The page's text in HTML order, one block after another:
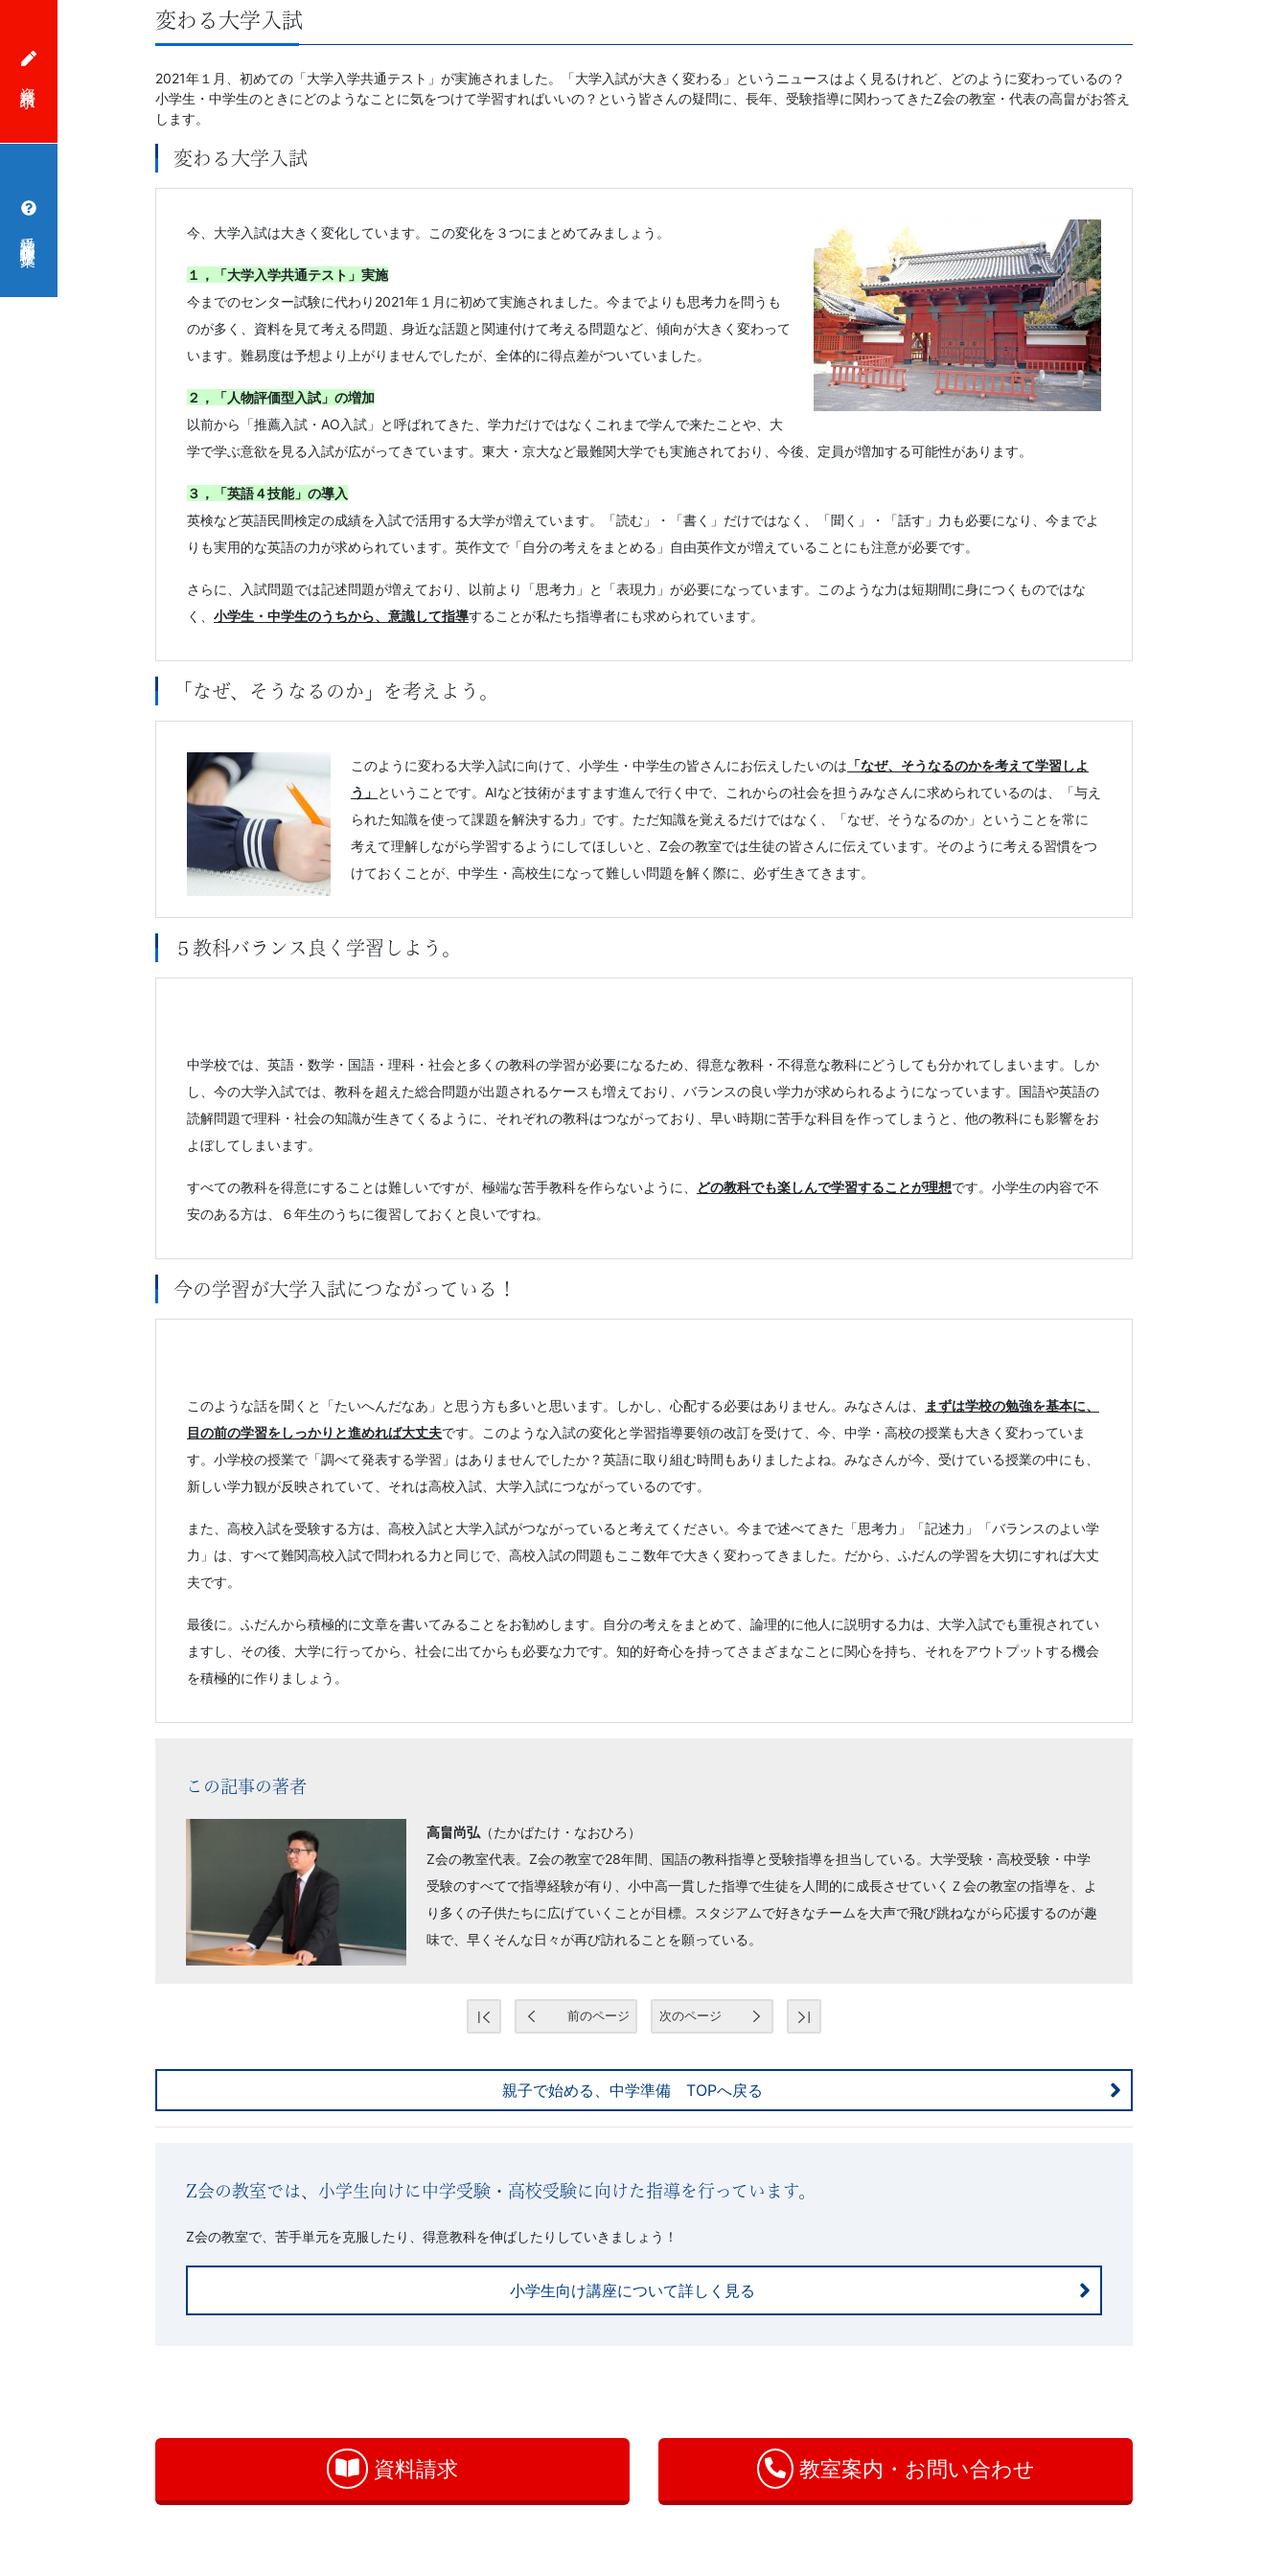
変わる大学入試
2021年１月、初めての「大学入学共通テスト」が実施されました。「大学入試が大きく変わる」というニュースはよく見るけれど、どのように変わっているの？
小学生・中学生のときにどのようなことに気をつけて学習すればいいの？という皆さんの疑問に、長年、受験指導に関わってきたZ会の教室・代表の高畠がお答え
します。
変わる大学入試
今、大学入試は大きく変化しています。この変化を３つにまとめてみましょう。
１，「大学入学共通テスト」実施
今までのセンター試験に代わり2021年１月に初めて実施されました。今までよりも思考力を問うも
のが多く、資料を見て考える問題、身近な話題と関連付けて考える問題など、傾向が大きく変わって
います。難易度は予想より上がりませんでしたが、全体的に得点差がついていました。
２，「人物評価型入試」の増加
以前から「推薦入試・AO入試」と呼ばれてきた、学力だけではなくこれまで学んで来たことや、大
学で学ぶ意欲を見る入試が広がってきています。東大・京大など最難関大学でも実施されており、今後、定員が増加する可能性があります。
３，「英語４技能」の導入
英検など英語民間検定の成績を入試で活用する大学が増えています。「読む」・「書く」だけではなく、「聞く」・「話す」力も必要になり、今までよ
りも実用的な英語の力が求められています。英作文で「自分の考えをまとめる」自由英作文が増えていることにも注意が必要です。
さらに、入試問題では記述問題が増えており、以前より「思考力」と「表現力」が必要になっています。このような力は短期間に身につくものではな
く、 小学生・中学生のうちから、意識して指導することが私たち指導者にも求められています。
「なぜ、そうなるのか」を考えよう。
このように変わる大学入試に向けて、小学生・中学生の皆さんにお伝えしたいのは 「なぜ、そうなるのかを考えて学習しよ
う」 ということです。AIなど技術がますます進んで行く中で、これからの社会を担うみなさんに求められているのは、「与え
られた知識を使って課題を解決する力」です。ただ知識を覚えるだけではなく、「なぜ、そうなるのか」ということを常に
考えて理解しながら学習するようにしてほしいと、Z会の教室では生徒の皆さんに伝えています。そのように考える習慣をつ
けておくことが、中学生・高校生になって難しい問題を解く際に、必ず生きてきます。
５教科バランス良く学習しよう。
中学校では、英語・数学・国語・理科・社会と多くの教科の学習が必要になるため、得意な教科・不得意な教科にどうしても分かれてしまいます。しか
し、今の大学入試では、教科を超えた総合問題が出題されるケースも増えており、バランスの良い学力が求められるようになっています。国語や英語の
読解問題で理科・社会の知識が生きてくるように、それぞれの教科はつながっており、早い時期に苦手な科目を作ってしまうと、他の教科にも影響をお
よぼしてしまいます。
すべての教科を得意にすることは難しいですが、極端な苦手教科を作らないように、 どの教科でも楽しんで学習することが理想です。小学生の内容で不
安のある方は、６年生のうちに復習しておくと良いですね。
今の学習が大学入試につながっている！
このような話を聞くと「たいへんだなあ」と思う方も多いと思います。しかし、心配する必要はありません。みなさんは、
まずは学校の勉強を基本に、
目の前の学習をしっかりと進めれば大丈夫です。このような入試の変化と学習指導要領の改訂を受けて、今、中学・高校の授業も大きく変わっていま
す。小学校の授業で「調べて発表する学習」はありませんでしたか？英語に取り組む時間もありましたよね。みなさんが今、受けている授業の中にも、
新しい学力観が反映されていて、それは高校入試、大学入試につながっているのです。
また、高校入試を受験する方は、高校入試と大学入試がつながっていると考えてください。今まで述べてきた「思考力」「記述力」「バランスのよい学
力」は、すべて難関高校入試で問われる力と同じで、高校入試の問題もここ数年で大きく変わってきました。だから、ふだんの学習を大切にすれば大丈
夫です。
最後に。ふだんから積極的に文章を書いてみることをお勧めします。自分の考えをまとめて、論理的に他人に説明する力は、大学入試でも重視されてい
ますし、その後、大学に行ってから、社会に出てからも必要な力です。知的好奇心を持ってさまざまなことに関心を持ち、それをアウトプットする機会
を積極的に作りましょう。
この記事の著者
高畠尚弘 （たかばたけ・なおひろ）
Z会の教室代表。Z会の教室で28年間、国語の教科指導と受験指導を担当している。大学受験・高校受験・中学
受験のすべてで指導経験が有り、小中高一貫した指導で生徒を人間的に成長させていくＺ会の教室の指導を、よ
り多くの子供たちに広げていくことが目標。スタジアムで好きなチームを大声で飛び跳ねながら応援するのが趣
味で、早くそんな日々が再び訪れることを願っている。
前のページ 次のページ
親子で始める、中学準備 TOPへ戻る
Z会の教室では、小学生向けに中学受験・高校受験に向けた指導を行っています。
Z会の教室で、苦手単元を克服したり、得意教科を伸ばしたりしていきましょう！
小学生向け講座について詳しく見る
資料請求 教室案内・お問い合わせ
受講相談・体験授業